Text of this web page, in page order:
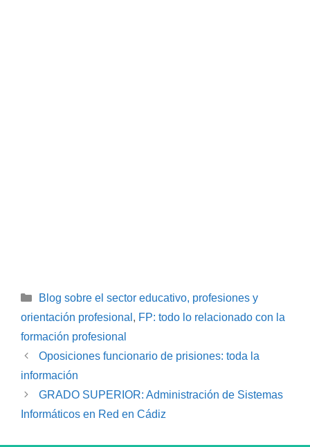
Categorías
Blog sobre el sector educativo, profesiones y
orientación profesional , FP: todo lo relacionado con la
formación profesional
Oposiciones funcionario de prisiones: toda la
información
GRADO SUPERIOR: Administración de Sistemas
Informáticos en Red en Cádiz